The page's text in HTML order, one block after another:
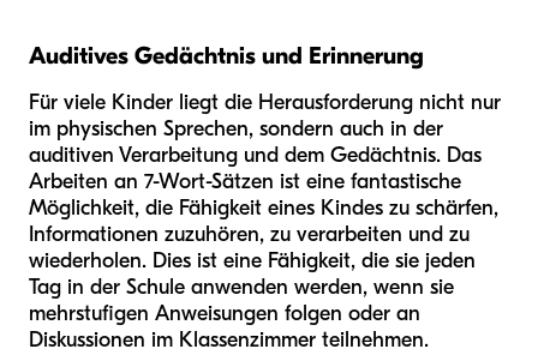
Auditives Gedächtnis und Erinnerung
Für viele Kinder liegt die Herausforderung nicht nur
im physischen Sprechen, sondern auch in der
auditiven Verarbeitung und dem Gedächtnis. Das
Arbeiten an 7-Wort-Sätzen ist eine fantastische
Möglichkeit, die Fähigkeit eines Kindes zu schärfen,
Informationen zuzuhören, zu verarbeiten und zu
wiederholen. Dies ist eine Fähigkeit, die sie jeden
Tag in der Schule anwenden werden, wenn sie
mehrstufigen Anweisungen folgen oder an
Diskussionen im Klassenzimmer teilnehmen.